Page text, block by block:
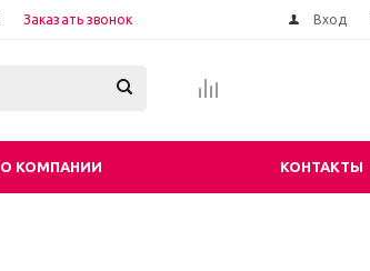
Заказать звонок Вход
О КОМПАНИИ КОНТАКТЫ